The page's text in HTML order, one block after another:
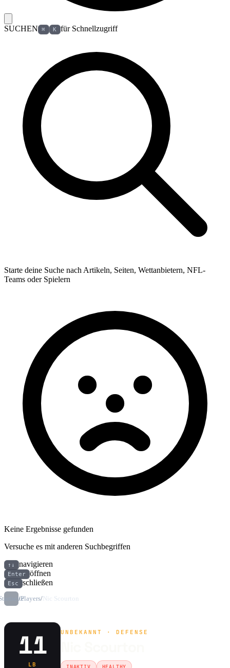
SUCHEN ⌘ K für Schnellzugriff
Starte deine Suche nach Artikeln, Seiten, Wettanbietern, NFL-
Teams oder Spielern
Keine Ergebnisse gefunden
Versuche es mit anderen Suchbegriffen
↑↓ navigieren
Enter öffnen
Esc schließen
/Players/Nic Scourton
11
LB
UNBEKANNT · DEFENSE
INAKTIV HEALTHY